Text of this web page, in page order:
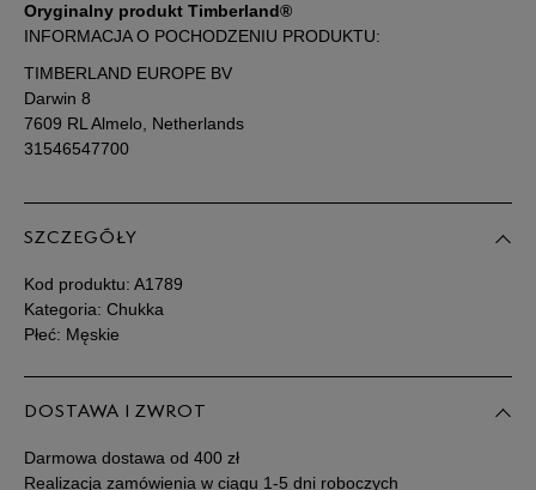
45,5 29,5 cm
Oryginalny produkt Timberland®
INFORMACJA O POCHODZENIU PRODUKTU:
TIMBERLAND EUROPE BV
Darwin 8
7609 RL Almelo, Netherlands
31546547700
SZCZEGÓŁY
Kod produktu: A1789
Kategoria: Chukka
Płeć: Męskie
DOSTAWA I ZWROT
Darmowa dostawa od 400 zł
Realizacja zamówienia w ciągu 1-5 dni roboczych